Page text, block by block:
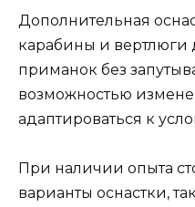
Дополнительная
карабины и вертлюги
приманок без
возможностью
адаптироваться к
При наличии опыта
варианты оснастки,